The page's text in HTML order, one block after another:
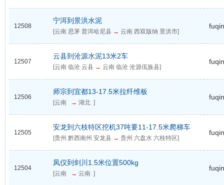
12508
宁洱到景洪水泥
[云南 思茅 普洱哈尼县 → 云南 西双版纳 景洪市]
12507
云县到沧源水泥13米2车
[云南 临沧 云县 → 云南 临沧 沧源佤族县]
12506
师宗到宜都13-17.5米拉纤维板
[云南 → 湖北 ]
12505
安龙到六枝特区挖机37吨要11-17.5米爬梯车
[贵州 黔西南州 安龙县 → 贵州 六盘水 六枝特区]
12504
凤仪到剑川1.5米位置500kg
[云南 → 云南 ]